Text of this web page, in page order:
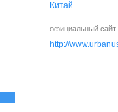
Китай
официальный сайт
http://